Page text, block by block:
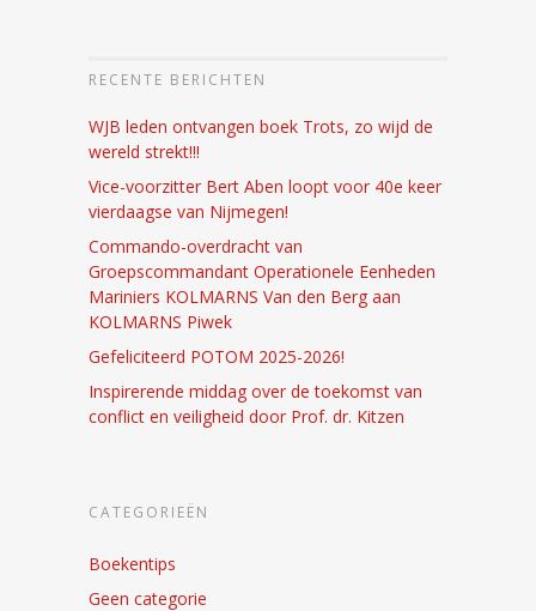
RECENTE BERICHTEN
WJB leden ontvangen boek Trots, zo wijd de
wereld strekt!!!
Vice-voorzitter Bert Aben loopt voor 40e keer
vierdaagse van Nijmegen!
Commando-overdracht van
Groepscommandant Operationele Eenheden
Mariniers KOLMARNS Van den Berg aan
KOLMARNS Piwek
Gefeliciteerd POTOM 2025-2026!
Inspirerende middag over de toekomst van
conflict en veiligheid door Prof. dr. Kitzen
CATEGORIEËN
Boekentips
Geen categorie